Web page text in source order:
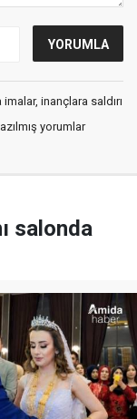
inançlara saldırı
yorumlar
salonda